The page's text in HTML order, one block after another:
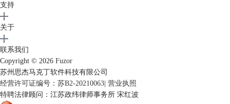
以编辑人物的身高等信息。下面我们来看如何设置
二、设置人物参数
这里可以设置的种类有很多，下面我们分别来看。
1.设置人物形象
支持
关于
联系我们
Copyright © 2026 Fuzor
苏州思杰马克丁软件科技有限公司
经营许可证编号：苏B2-20210063| 营业执照
特聘法律顾问：江苏政纬律师事务所 宋红波